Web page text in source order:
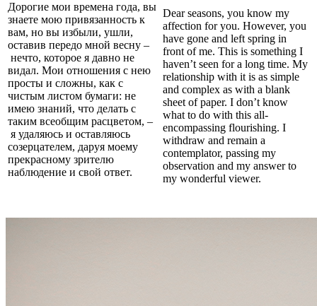
Дорогие мои времена года, вы
знаете мою привязанность к
вам, но вы избыли, ушли,
оставив передо мной весну –
нечто, которое я давно не
видал. Мои отношения с нею
просты и сложны, как с
чистым листом бумаги: не
имею знаний, что делать с
таким всеобщим расцветом, –
я удаляюсь и оставляюсь
созерцателем, даруя моему
прекрасному зрителю
наблюдение и свой ответ.
Dear seasons, you know my
affection for you. However, you
have gone and left spring in
front of me. This is something I
haven’t seen for a long time. My
relationship with it is as simple
and complex as with a blank
sheet of paper. I don’t know
what to do with this all-
encompassing flourishing. I
withdraw and remain a
contemplator, passing my
observation and my answer to
my wonderful viewer.